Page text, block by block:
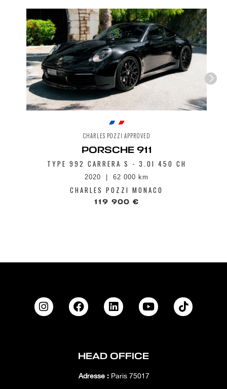
CHARLES POZZI APPROVED
PORSCHE 911
TYPE 992 CARRERA S - 3.0I 450 CH
2020 62 000 km
CHARLES POZZI MONACO
119 900 €
HEAD OFFICE
Adresse :Paris 75017